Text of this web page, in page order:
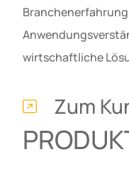
wirtschaftliche
Zum